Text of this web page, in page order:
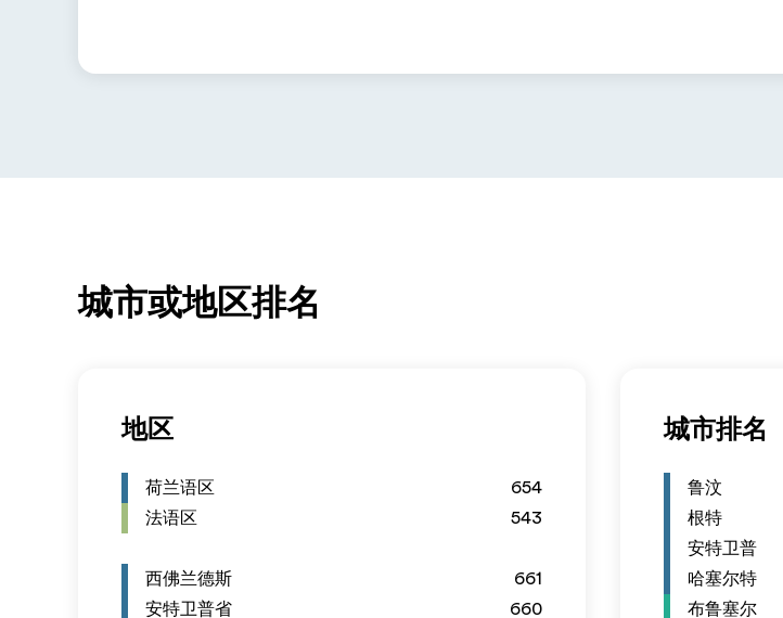
城市或地区排名
地区
荷兰语区
654
法语区
543
西佛兰德斯
661
安特卫普省
660
城市排名
鲁汶
根特
安特卫普
哈塞尔特
布鲁塞尔